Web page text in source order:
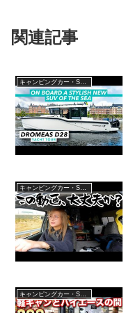
関連記事
キャンピングカー・SUV人気車種